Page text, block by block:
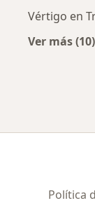
Vértigo en
Ver más (10)
Política